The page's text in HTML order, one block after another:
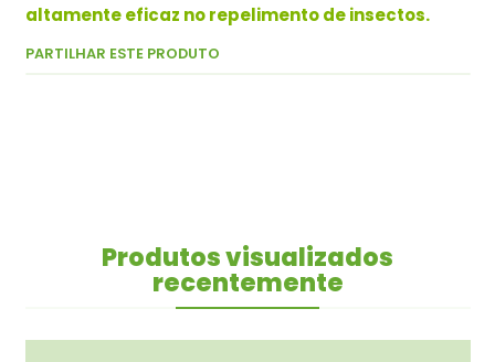
altamente eficaz no repelimento de insectos.
PARTILHAR ESTE PRODUTO
Produtos visualizados
recentemente